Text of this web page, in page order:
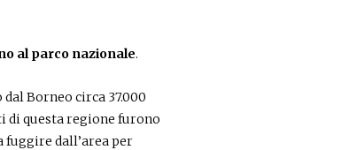
al parco nazionale.
Borneo circa 37.000
di questa regione furono
dall’area per